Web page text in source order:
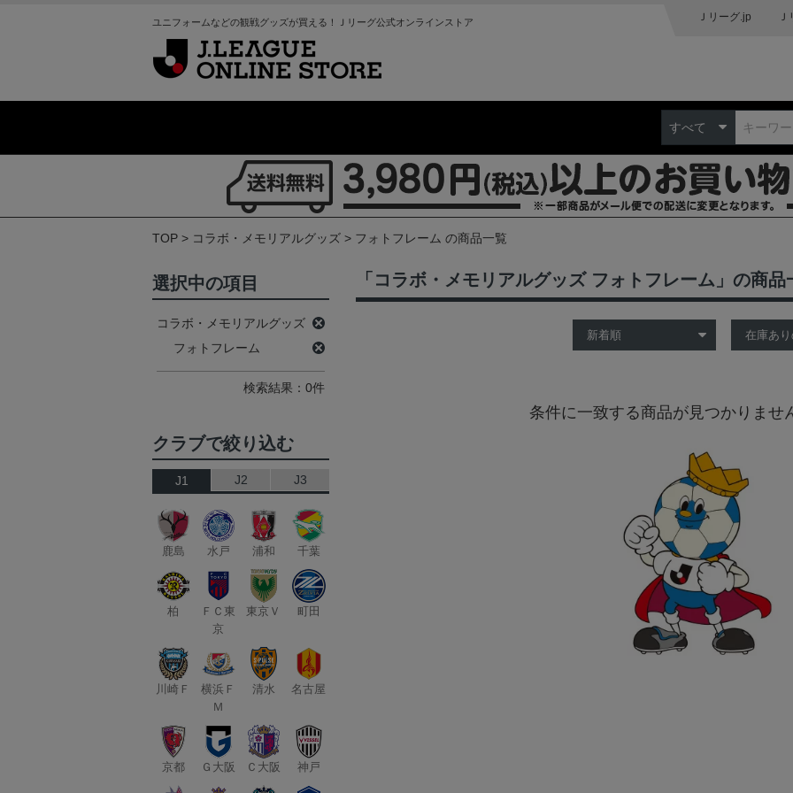
ユニフォームなどの観戦グッズが買える！Ｊリーグ公式オンラインストア Ｊリーグ.jp
すべて
TOP コラボ・メモリアルグッズ フォトフレーム の商品一覧
「コラボ・メモリアルグッズ フォトフレーム」の商品
条件に一致する商品が見つかりませ
選択中の項目
コラボ・メモリアルグッズ
フォトフレーム
検索結果：0件
クラブで絞り込む
J1 J2 J3
鹿島 水戸 浦和 千葉
柏
ＦＣ東
京
東京Ｖ 町田
川崎Ｆ
横浜Ｆ
Ｍ
清水 名古屋
京都 Ｇ大阪 Ｃ大阪 神戸